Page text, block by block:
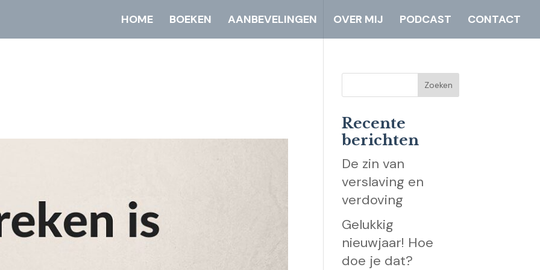
HOME BOEKEN AANBEVELINGEN OVER MIJ PODCAST CONTACT
Recente
berichten
De zin van
verslaving en
verdoving
Gelukkig
nieuwjaar! Hoe
doe je dat?